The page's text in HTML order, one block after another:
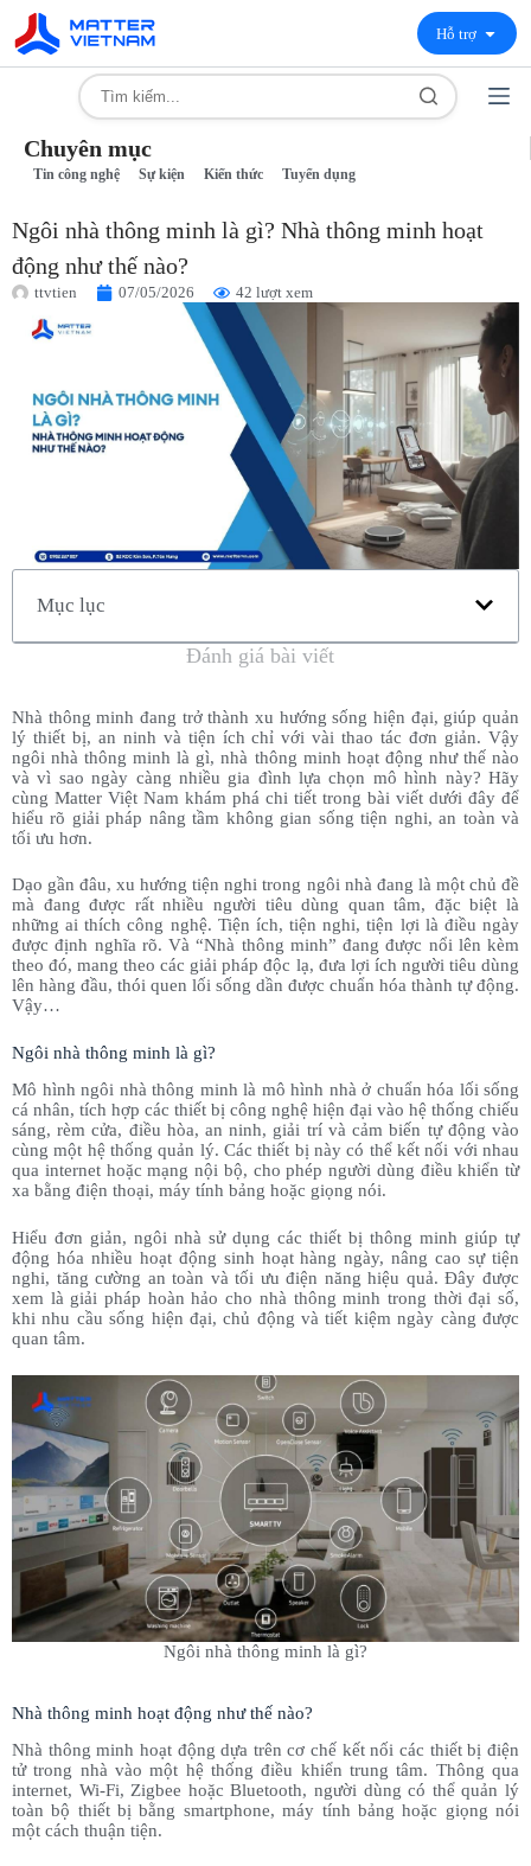
Hỗ trợ
Chuyên mục
Tin công nghệ Sự kiện Kiến thức Tuyển dụng
Ngôi nhà thông minh là gì? Nhà thông minh hoạt
động như thế nào?
ttvtien 07/05/2026 42 lượt xem
Mục lục
Đánh giá bài viết
Nhà thông minh đang trở thành xu hướng sống hiện đại, giúp quản
lý thiết bị, an ninh và tiện ích chỉ với vài thao tác đơn giản. Vậy
ngôi nhà thông minh là gì, nhà thông minh hoạt động như thế nào
và vì sao ngày càng nhiều gia đình lựa chọn mô hình này? Hãy
cùng Matter Việt Nam khám phá chi tiết trong bài viết dưới đây để
hiểu rõ giải pháp nâng tầm không gian sống tiện nghi, an toàn và
tối ưu hơn.
Dạo gần đâu, xu hướng tiện nghi trong ngôi nhà đang là một chủ đề
mà đang được rất nhiều người tiêu dùng quan tâm, đặc biệt là
những ai thích công nghệ. Tiện ích, tiện nghi, tiện lợi là điều ngày
được định nghĩa rõ. Và “Nhà thông minh” đang được nổi lên kèm
theo đó, mang theo các giải pháp độc lạ, đưa lợi ích người tiêu dùng
lên hàng đầu, thói quen lối sống dần được chuẩn hóa thành tự động.
Vậy…
Ngôi nhà thông minh là gì?
Mô hình ngôi nhà thông minh là mô hình nhà ở chuẩn hóa lối sống
cá nhân, tích hợp các thiết bị công nghệ hiện đại vào hệ thống chiếu
sáng, rèm cửa, điều hòa, an ninh, giải trí và cảm biến tự động vào
cùng một hệ thống quản lý. Các thiết bị này có thể kết nối với nhau
qua internet hoặc mạng nội bộ, cho phép người dùng điều khiển từ
xa bằng điện thoại, máy tính bảng hoặc giọng nói.
Hiểu đơn giản, ngôi nhà sử dụng các thiết bị thông minh giúp tự
động hóa nhiều hoạt động sinh hoạt hàng ngày, nâng cao sự tiện
nghi, tăng cường an toàn và tối ưu điện năng hiệu quả. Đây được
xem là giải pháp hoàn hảo cho nhà thông minh trong thời đại số,
khi nhu cầu sống hiện đại, chủ động và tiết kiệm ngày càng được
quan tâm.
Ngôi nhà thông minh là gì?
Nhà thông minh hoạt động như thế nào?
Nhà thông minh hoạt động dựa trên cơ chế kết nối các thiết bị điện
tử trong nhà vào một hệ thống điều khiển trung tâm. Thông qua
internet, Wi-Fi, Zigbee hoặc Bluetooth, người dùng có thể quản lý
toàn bộ thiết bị bằng smartphone, máy tính bảng hoặc giọng nói
một cách thuận tiện.